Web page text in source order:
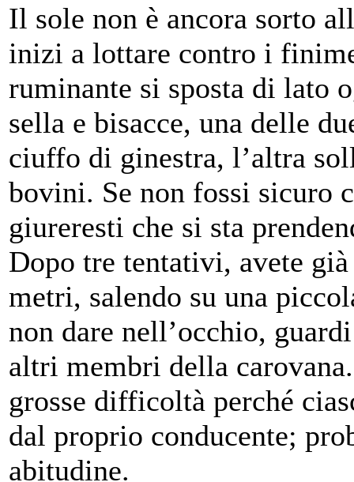
Il sole non è ancora sorto
inizi a lottare contro i
ruminante si sposta di lato
sella e bisacce, una delle
ciuffo di ginestra, l’altra
bovini. Se non fossi sicuro
giureresti che si sta
Dopo tre tentativi, avete
metri, salendo su una
non dare nell’occhio,
altri membri della
grosse difficoltà perché
dal proprio conducente;
abitudine.